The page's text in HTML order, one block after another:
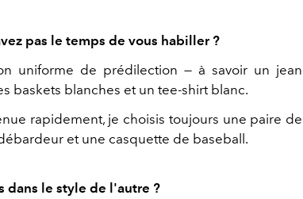
pas le temps de vous habiller ?
uniforme de prédilection — à savoir un jean
baskets blanches et un tee-shirt blanc.
rapidement, je choisis toujours une paire de
et une casquette de baseball.
dans le style de l'autre ?